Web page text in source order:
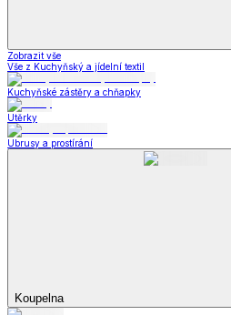
Zobrazit vše
Vše z Kuchyňský a jídelní textil
Kuchyňské zástěry a chňapky
Utěrky
Ubrusy a prostírání
Koupelna